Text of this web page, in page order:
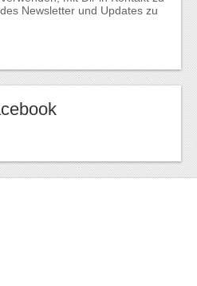
Newsletter und Updates zu